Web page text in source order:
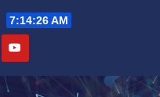
7:14:27 AM